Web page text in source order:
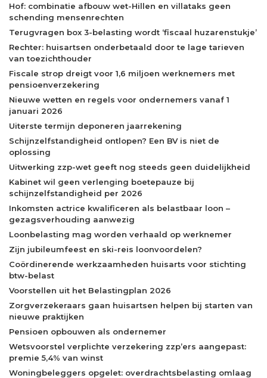
Hof: combinatie afbouw wet-Hillen en villataks geen
schending mensenrechten
Terugvragen box 3-belasting wordt ‘fiscaal huzarenstukje’
Rechter: huisartsen onderbetaald door te lage tarieven
van toezichthouder
Fiscale strop dreigt voor 1,6 miljoen werknemers met
pensioenverzekering
Nieuwe wetten en regels voor ondernemers vanaf 1
januari 2026
Uiterste termijn deponeren jaarrekening
Schijnzelfstandigheid ontlopen? Een BV is niet de
oplossing
Uitwerking zzp-wet geeft nog steeds geen duidelijkheid
Kabinet wil geen verlenging boetepauze bij
schijnzelfstandigheid per 2026
Inkomsten actrice kwalificeren als belastbaar loon –
gezagsverhouding aanwezig
Loonbelasting mag worden verhaald op werknemer
Zijn jubileumfeest en ski-reis loonvoordelen?
Coördinerende werkzaamheden huisarts voor stichting
btw-belast
Voorstellen uit het Belastingplan 2026
Zorgverzekeraars gaan huisartsen helpen bij starten van
nieuwe praktijken
Pensioen opbouwen als ondernemer
Wetsvoorstel verplichte verzekering zzp’ers aangepast:
premie 5,4% van winst
Woningbeleggers opgelet: overdrachtsbelasting omlaag